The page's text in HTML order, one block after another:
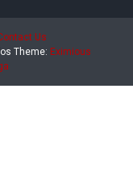
Us
Theme: Eximious